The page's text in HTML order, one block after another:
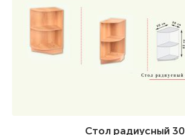
Стол радиусный 30